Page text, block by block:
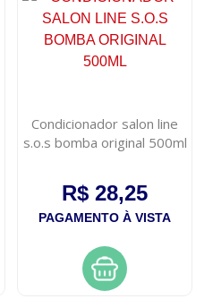
Condicionador salon line
s.o.s bomba original 500ml
R$ 28,25
PAGAMENTO À VISTA